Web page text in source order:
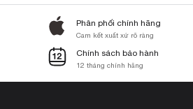
Phân phối chính hãng
Cam kết xuất xứ rõ ràng
Chính sách bảo hành
12 tháng chính hãng